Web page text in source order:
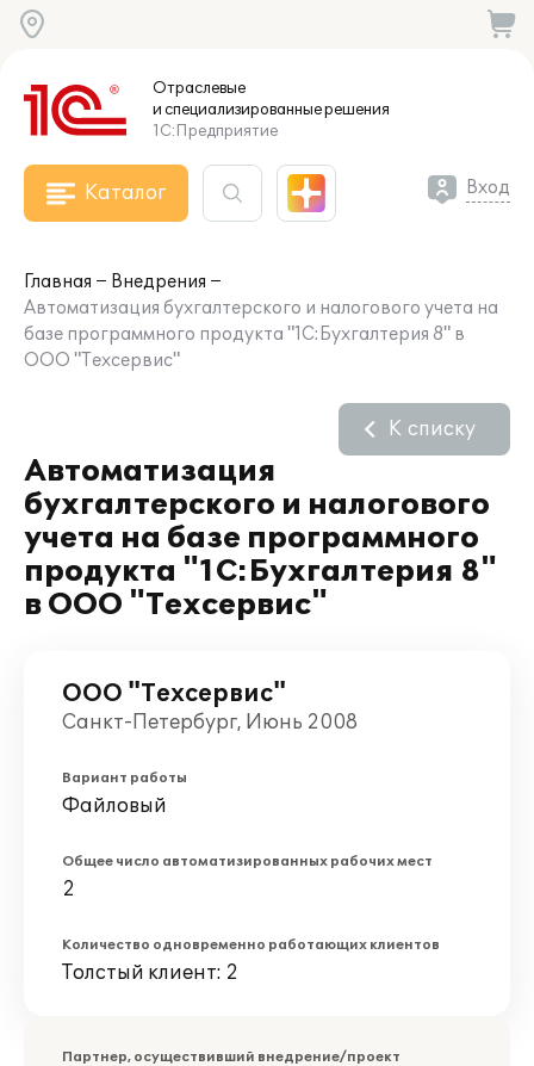
Отраслевые
и специализированныерешения
1С:Предприятие
Каталог Вход
Главная
Внедрения
Автоматизация бухгалтерского и налогового учета на
базе программного продукта "1С:Бухгалтерия 8" в
ООО "Техсервис"
Автоматизация
бухгалтерского и налогового
учета на базе программного
продукта "1С:Бухгалтерия 8"
в ООО "Техсервис"
К списку
ООО "Техсервис"
Санкт-Петербург, Июнь 2008
Вариант работы
Файловый
Общее число автоматизированных рабочих мест
2
Количество одновременно работающих клиентов
Толстый клиент: 2
Партнер, осуществивший внедрение/проект